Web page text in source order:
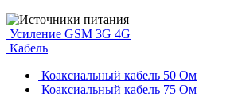
Усиление GSM 3G 4G
Кабель
Коаксиальный кабель 50 Ом
Коаксиальный кабель 75 Ом